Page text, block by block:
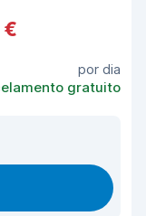
€
por dia
gratuito